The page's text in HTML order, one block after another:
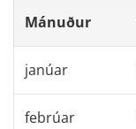
Mánuður
janúar
febrúar